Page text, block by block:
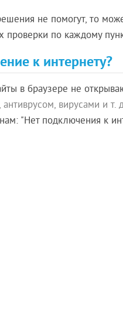
не помогут, то
проверки по каждому
к интернету?
в браузере не
вирусами и т.
"Нет подключения к